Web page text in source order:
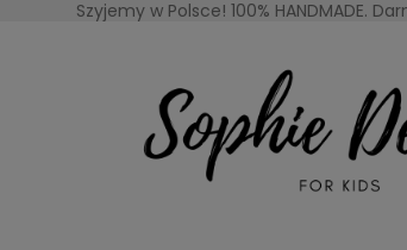
Szyjemy w Polsce! 100% HANDMADE.